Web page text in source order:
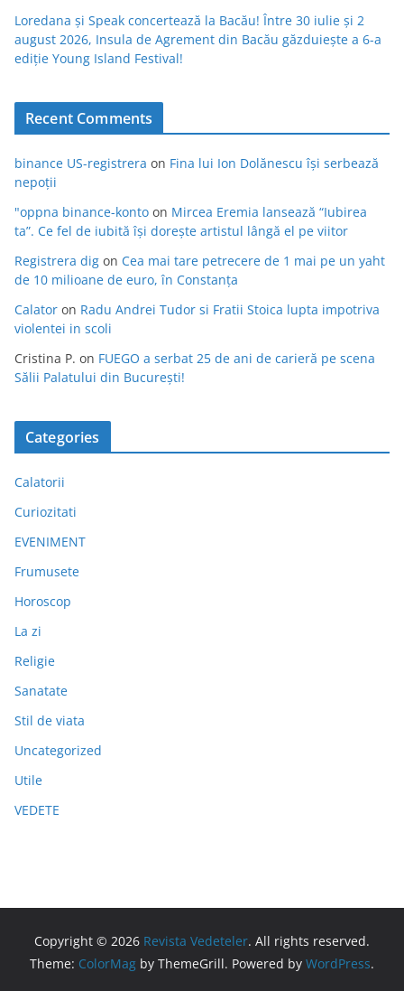
Loredana și Speak concertează la Bacău! Între 30 iulie și 2
august 2026, Insula de Agrement din Bacău găzduiește a 6-a
ediție Young Island Festival!
Recent Comments
binance US-registrera on Fina lui Ion Dolănescu își serbează
nepoții
"oppna binance-konto on Mircea Eremia lansează “Iubirea
ta”. Ce fel de iubită își dorește artistul lângă el pe viitor
Registrera dig on Cea mai tare petrecere de 1 mai pe un yaht
de 10 milioane de euro, în Constanța
Calator on Radu Andrei Tudor si Fratii Stoica lupta impotriva
violentei in scoli
Cristina P. on FUEGO a serbat 25 de ani de carieră pe scena
Sălii Palatului din București!
Categories
Calatorii
Curiozitati
EVENIMENT
Frumusete
Horoscop
La zi
Religie
Sanatate
Stil de viata
Uncategorized
Utile
VEDETE
Copyright © 2026 Revista Vedeteler. All rights reserved.
Theme: ColorMag by ThemeGrill. Powered by WordPress.